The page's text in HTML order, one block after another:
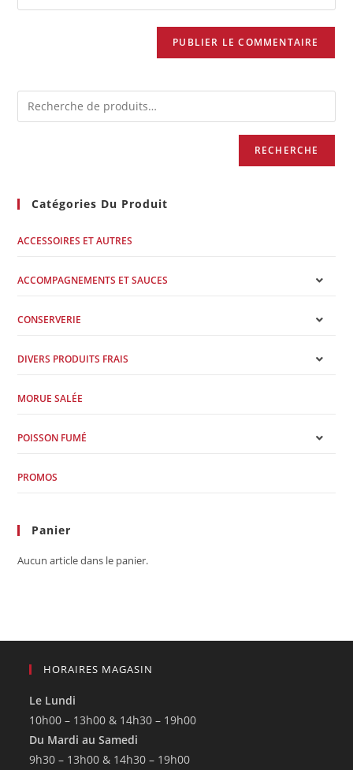
RECHERCHE
Catégories Du Produit
ACCESSOIRES ET AUTRES
ACCOMPAGNEMENTS ET SAUCES
CONSERVERIE
DIVERS PRODUITS FRAIS
MORUE SALÉE
POISSON FUMÉ
PROMOS
Panier
Aucun article dans le panier.
HORAIRES MAGASIN
Le Lundi
10h00 – 13h00 & 14h30 – 19h00
Du Mardi au Samedi
9h30 – 13h00 & 14h30 – 19h00